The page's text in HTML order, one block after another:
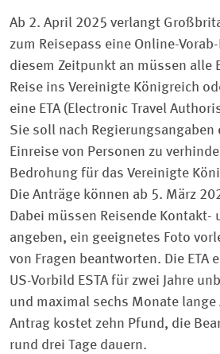
Ab 2. April 2025 verlangt
zum Reisepass eine Online-
diesem Zeitpunkt an müssen alle
Reise ins Vereinigte Königreich
eine ETA (Electronic Travel
Sie soll nach
Einreise von Personen zu
Bedrohung für das Vereinigte
Die Anträge können ab 5. März
Dabei müssen Reisende Kontakt-
angeben, ein geeignetes Foto
von Fragen beantworten. Die ETA
US-Vorbild ESTA für zwei Jahre
und maximal sechs Monate lange
Antrag kostet zehn Pfund, die
rund drei Tage dauern.